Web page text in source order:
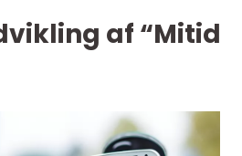
af “Mitid